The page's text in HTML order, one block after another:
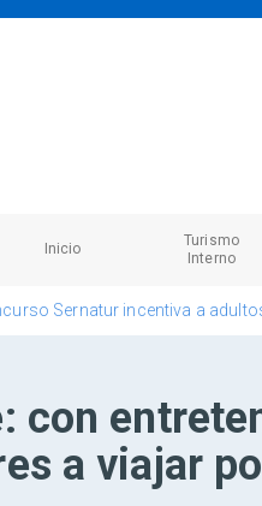
Inicio
Turismo
Interno
Sernatur incentiva a
con
a viajar